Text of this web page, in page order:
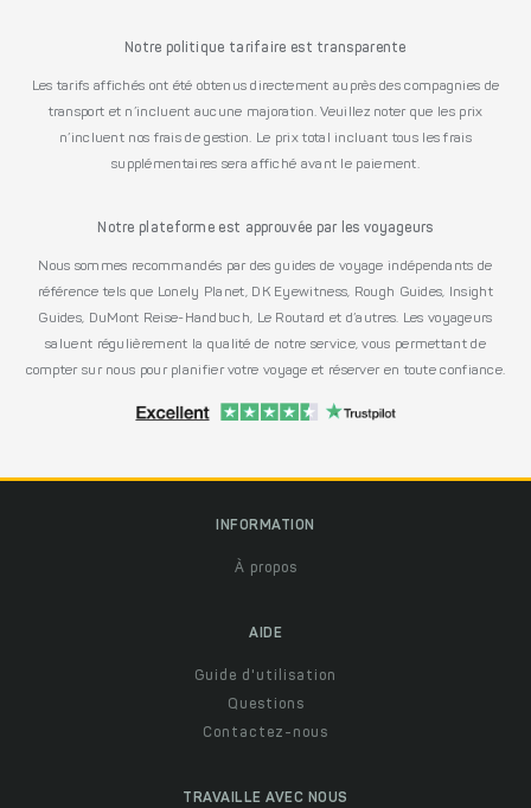
Notre politique tarifaire est transparente
Les tarifs affichés ont été obtenus directement auprès des compagnies de
transport et n’incluent aucune majoration. Veuillez noter que les prix
n’incluent nos frais de gestion. Le prix total incluant tous les frais
supplémentaires sera affiché avant le paiement.
Notre plateforme est approuvée par les voyageurs
Nous sommes recommandés par des guides de voyage indépendants de
référence tels que Lonely Planet, DK Eyewitness, Rough Guides, Insight
Guides, DuMont Reise-Handbuch, Le Routard et d’autres. Les voyageurs
saluent régulièrement la qualité de notre service, vous permettant de
compter sur nous pour planifier votre voyage et réserver en toute confiance.
INFORMATION
À propos
AIDE
Guide d'utilisation
Questions
Contactez-nous
TRAVAILLE AVEC NOUS